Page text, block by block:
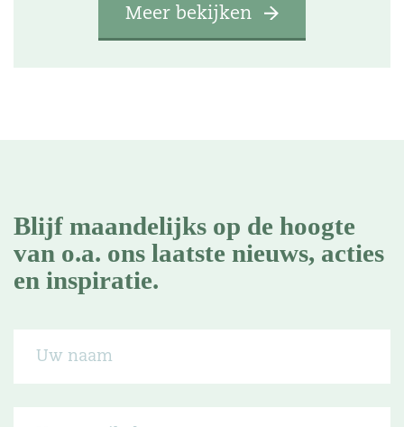
Meer bekijken
Blijf maandelijks op de hoogte
van o.a. ons laatste nieuws, acties
en inspiratie.